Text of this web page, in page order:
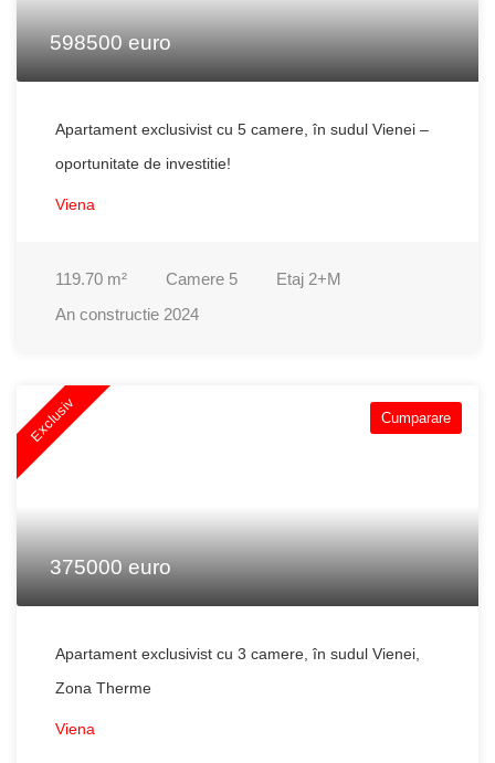
598500 euro
Apartament exclusivist cu 5 camere, în sudul Vienei –
oportunitate de investitie!
Viena
119.70 m² Camere 5 Etaj 2+M
An constructie 2024
Exclusiv Cumparare
375000 euro
Apartament exclusivist cu 3 camere, în sudul Vienei,
Zona Therme
Viena